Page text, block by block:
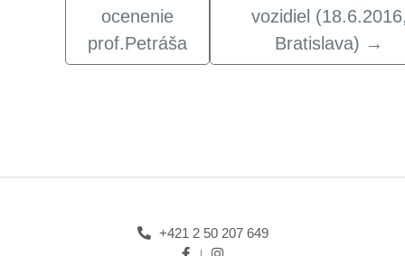
ocenenie
prof.Petráša
vozidiel
Bratislava) →
+421 2 50 207 649